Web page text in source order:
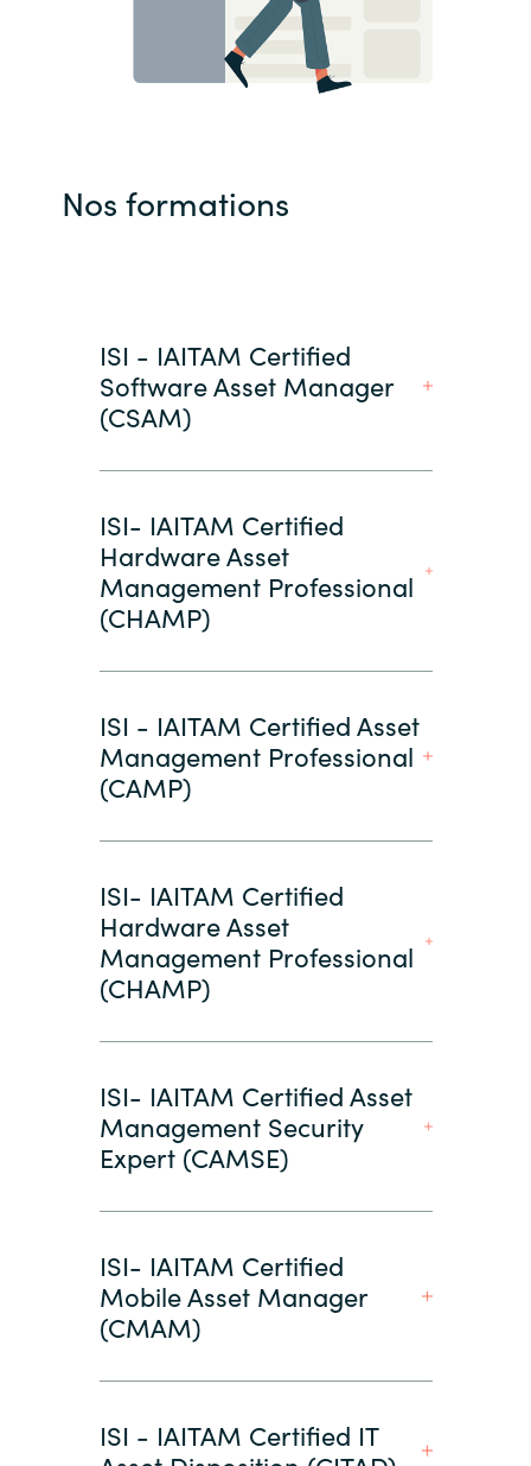
Nos formations
ISI - IAITAM Certified
Software Asset Manager
(CSAM)
ISI- IAITAM Certified
Hardware Asset
Management Professional
(CHAMP)
ISI - IAITAM Certified Asset
Management Professional
(CAMP)
ISI- IAITAM Certified
Hardware Asset
Management Professional
(CHAMP)
ISI- IAITAM Certified Asset
Management Security
Expert (CAMSE)
ISI- IAITAM Certified
Mobile Asset Manager
(CMAM)
ISI - IAITAM Certified IT